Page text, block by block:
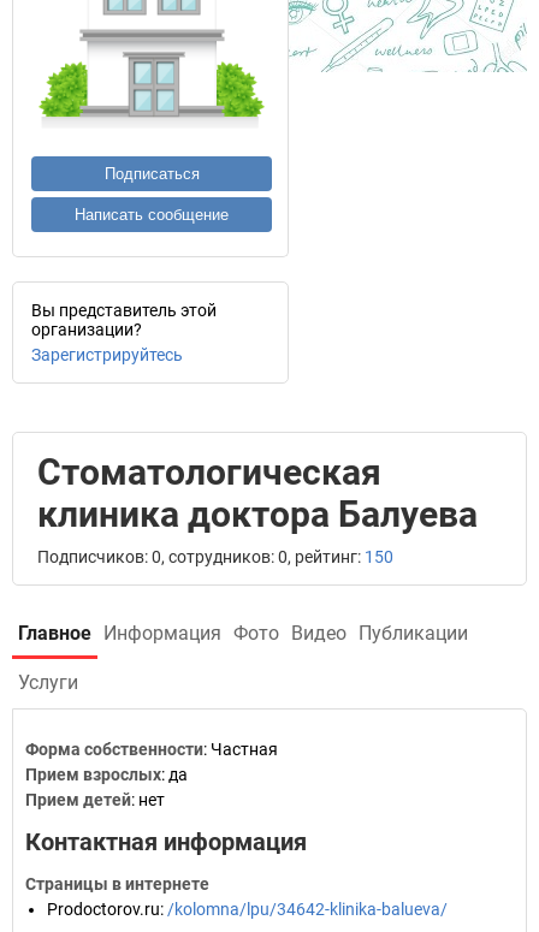
Подписаться
Написать сообщение
Вы представитель этой
организации?
Зарегистрируйтесь
Стоматологическая
клиника доктора Балуева
Подписчиков: 0, сотрудников: 0, рейтинг: 150
Главное Информация Фото Видео Публикации
Услуги
Форма собственности: Частная
Прием взрослых: да
Прием детей: нет
Контактная информация
Страницы в интернете
Prodoctorov.ru: /kolomna/lpu/34642-klinika-balueva/